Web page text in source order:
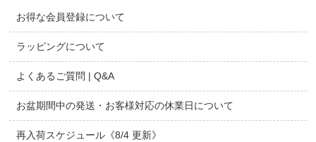
お得な会員登録について
ラッピングについて
よくあるご質問 | Q&A
お盆期間中の発送・お客様対応の休業日について
再入荷スケジュール《8/4 更新》